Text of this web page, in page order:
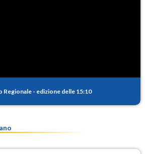
Regionale - edizione delle 15:10